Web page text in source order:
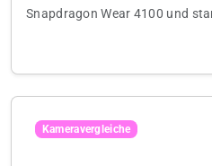
Snapdragon Wear 4100 und
Kameravergleiche